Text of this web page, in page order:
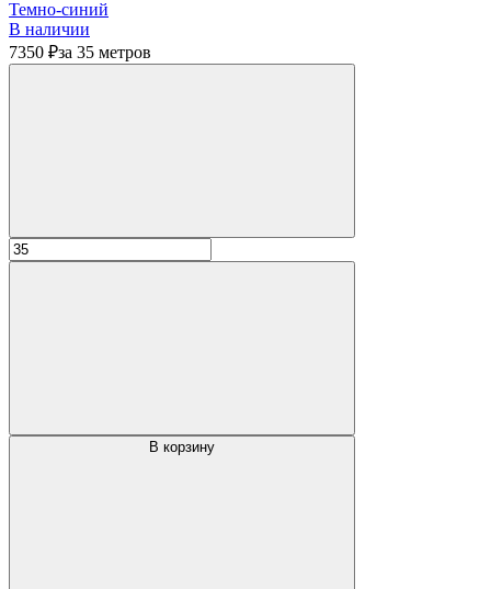
Темно-синий
В наличии
7350 ₽за 35 метров
В корзину